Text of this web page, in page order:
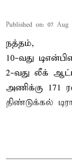
Published on: 07 Aug
நத்தம்,
10-வது
2-வது லீக்
அணிக்கு 171
திண்டுக்கல்